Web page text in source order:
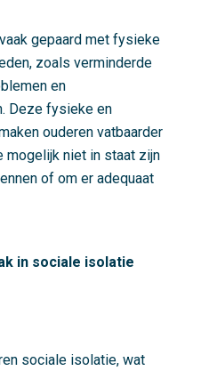
gepaard met fysieke
zoals verminderde
en
Deze fysieke en
ouderen vatbaarder
mogelijk niet in staat zijn
of om er adequaat
in sociale isolatie
sociale isolatie, wat